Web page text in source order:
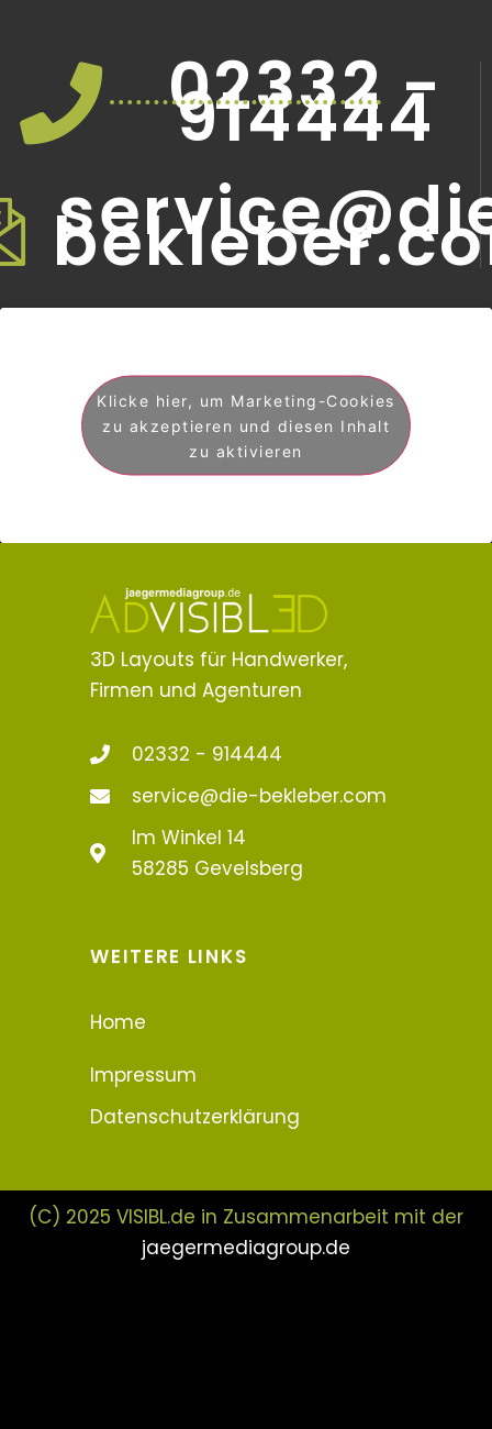
02332 -
914444
Klicke hier, um Marketing-Cookies
zu akzeptieren und diesen Inhalt
zu aktivieren
3D Layouts für Handwerker,
Firmen und Agenturen
02332 - 914444
service@die-bekleber.com
Im Winkel 14
58285 Gevelsberg
WEITERE LINKS
Home
Impressum
Datenschutzerklärung
(C) 2025 VISIBL.de in Zusammenarbeit mit der
jaegermediagroup.de